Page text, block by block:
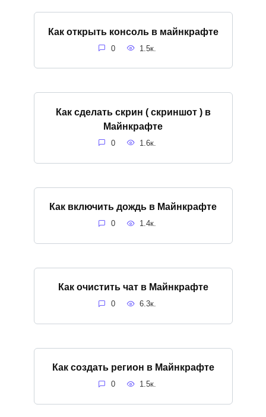
Как открыть консоль в майнкрафте
0 1.5к.
Как сделать скрин ( скриншот ) в
Майнкрафте
0 1.6к.
Как включить дождь в Майнкрафте
0 1.4к.
Как очистить чат в Майнкрафте
0 6.3к.
Как создать регион в Майнкрафте
0 1.5к.